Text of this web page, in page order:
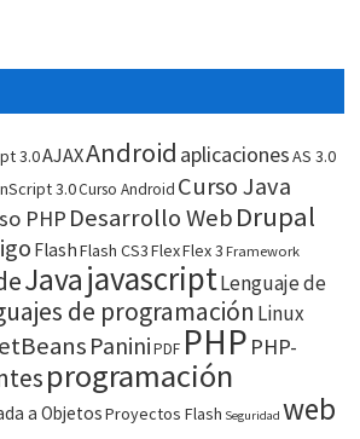
3.0AJAXAndroid aplicacionesAS 3.0
3.0Curso Android Curso Java
PHP Desarrollo WebDrupal
FlashFlash CS3FlexFlex 3 Framework
JavajavascriptLenguaje de
de programación Linux
Panini PDF PHP PHP-
programación
a ObjetosProyectos Flash Seguridad web